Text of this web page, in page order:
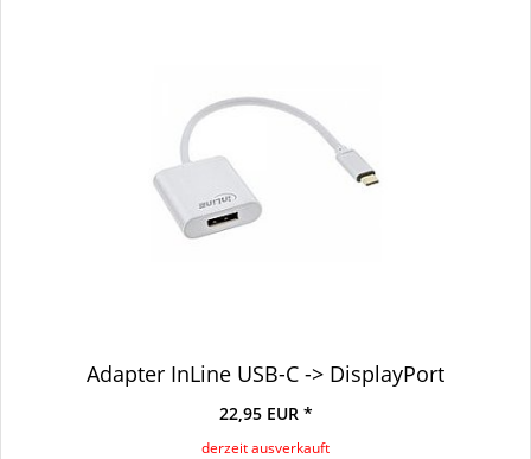
Adapter InLine USB-C -> DisplayPort
22,95 EUR *
derzeit ausverkauft